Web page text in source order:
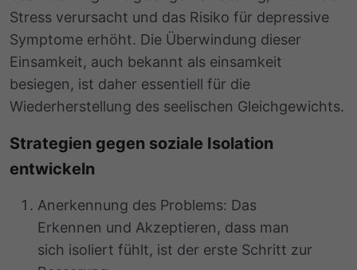
Stress verursacht und das Risiko für depressive
Symptome erhöht. Die Überwindung dieser
Einsamkeit, auch bekannt als einsamkeit
besiegen, ist daher essentiell für die
Wiederherstellung des seelischen Gleichgewichts.
Strategien gegen soziale Isolation
entwickeln
Anerkennung des Problems: Das
Erkennen und Akzeptieren, dass man
sich isoliert fühlt, ist der erste Schritt zur